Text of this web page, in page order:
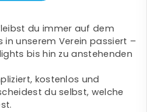
du immer auf dem
in unserem Verein passiert –
bis hin zu anstehenden
kostenlos und
du selbst, welche